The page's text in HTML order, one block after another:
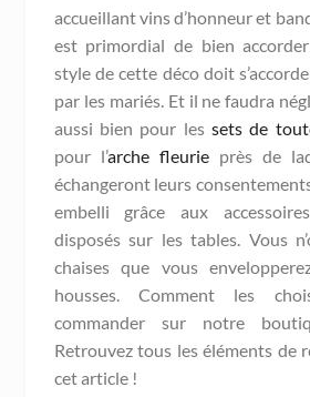
accueillant vins d’honneur et
est primordial de bien
style de cette déco doit
par les mariés. Et il ne faudra
aussi bien pour les sets de
pour l’arche fleurieprès de
échangeront leurs
embelli grâce aux
disposés sur les tables. Vous
chaises que vous
housses. Comment les
commander sur notre
Retrouvez tous les éléments de
cet article !